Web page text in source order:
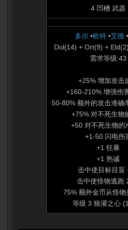
4 凹槽 武器
多尔•欧特•艾德•
Dol(14) + Ort(9) +
需求等级:43
+25% 增加攻击
+160-210% 增强伤
50-80% 额外的攻击准确
+75% 对不死生物
+50 对不死生物的
+1-50 闪电伤
+1 狂暴
+1 热诚
击中使目标目盲
击中使怪物逃跑
75% 额外金币从怪物
等级 3 狼灌之心